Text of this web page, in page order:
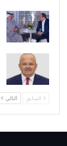
السابق التالي